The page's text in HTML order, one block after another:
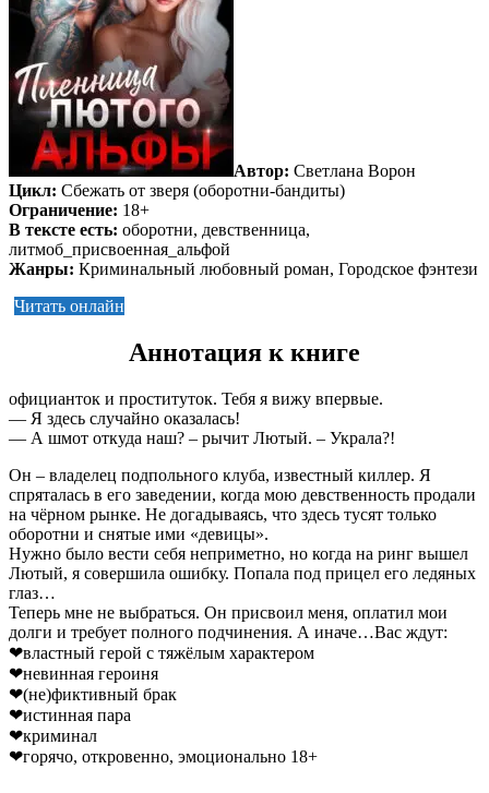
Автор: Светлана Ворон
Цикл: Сбежать от зверя (оборотни-бандиты)
Ограничение: 18+
В тексте есть: оборотни, девственница,
литмоб_присвоенная_альфой
Жанры: Криминальный любовный роман, Городское фэнтези
Читать онлайн
Аннотация к книге
официанток и проституток. Тебя я вижу впервые.
— Я здесь случайно оказалась!
— А шмот откуда наш? – рычит Лютый. – Украла?!
Он – владелец подпольного клуба, известный киллер. Я
спряталась в его заведении, когда мою девственность продали
на чёрном рынке. Не догадываясь, что здесь тусят только
оборотни и снятые ими «девицы».
Нужно было вести себя неприметно, но когда на ринг вышел
Лютый, я совершила ошибку. Попала под прицел его ледяных
глаз…
Теперь мне не выбраться. Он присвоил меня, оплатил мои
долги и требует полного подчинения. А иначе…Вас ждут:
❤властный герой с тяжёлым характером
❤невинная героиня
❤(не)фиктивный брак
❤истинная пара
❤криминал
❤горячо, откровенно, эмоционально 18+